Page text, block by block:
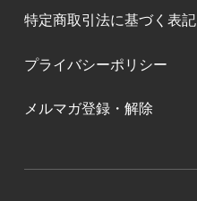
特定商取引法に基づく表記
プライバシーポリシー
メルマガ登録・解除